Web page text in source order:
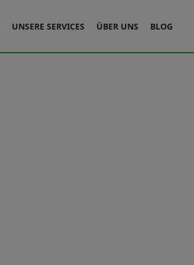
UNSERE SERVICES ÜBER UNS BLOG